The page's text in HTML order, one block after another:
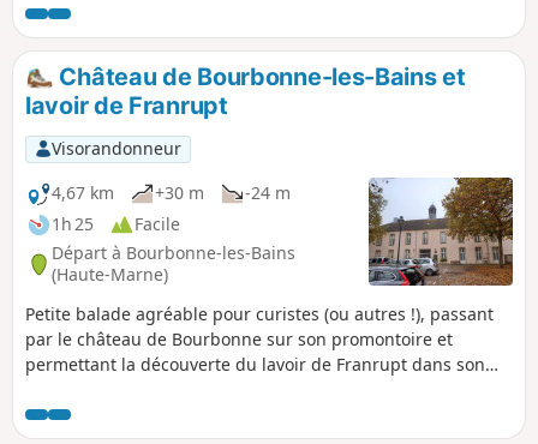
premières vignes de notre périple ainsi qu'un marais. On
poursuit la découverte des lavoirs de Haute-Marne pour
terminer par un musée à ciel ouvert.
Château de Bourbonne-les-Bains et
lavoir de Franrupt
Visorandonneur
4,67 km
+30 m
-24 m
1h 25
Facile
Départ à Bourbonne-les-Bains
(Haute-Marne)
Petite balade agréable pour curistes (ou autres !), passant
par le château de Bourbonne sur son promontoire et
permettant la découverte du lavoir de Franrupt dans son